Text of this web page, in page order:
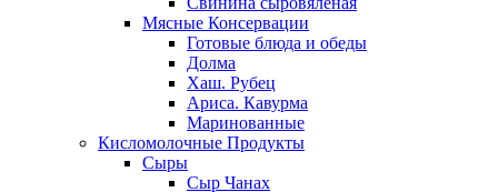
Мясные Консервации
Готовые блюда и обеды
Долма
Хаш. Рубец
Ариса. Кавурма
Маринованные
Кисломолочные Продукты
Сыры
Сыр Чанах